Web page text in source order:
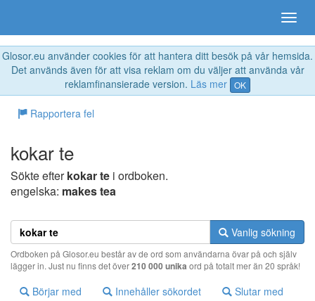
Glosor.eu använder cookies för att hantera ditt besök på vår hemsida.
Det används även för att visa reklam om du väljer att använda vår
reklamfinansierade version. Läs mer OK
Rapportera fel
kokar te
Sökte efterkokar te i ordboken.
engelska: makes tea
Vanlig sökning
Ordboken på Glosor.eu består av de ord som användarna övar på och själv
lägger in. Just nu finns det över210 000 unika ord på totalt mer än 20 språk!
Börjar med Innehåller sökordet Slutar med